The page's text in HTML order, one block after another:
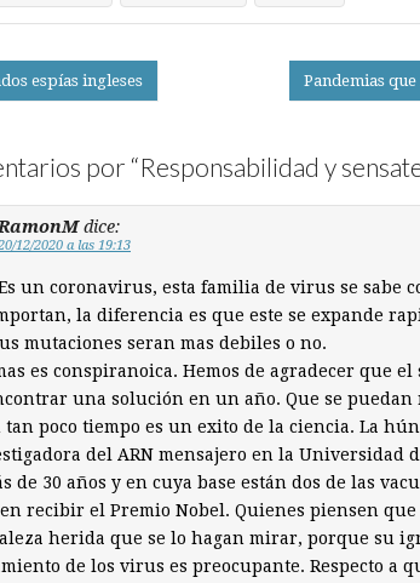
espías ingleses Pandemias
por “Responsabilidad y
RamonM dice:
12/2020 a las 19:13
un coronavirus, esta familia de virus se sabe
la diferencia es que este se expande
mutaciones seran mas debiles o no.
es conspiranoica. Hemos de agradecer que el
una solución en un año. Que se
tan poco tiempo es un exito de la ciencia. La
del ARN mensajero en la Universidad
de 30 años y en cuya base están dos de las
recibir el Premio Nobel. Quienes piensen que
herida que se lo hagan mirar, porque su
de los virus es preocupante. Respecto a